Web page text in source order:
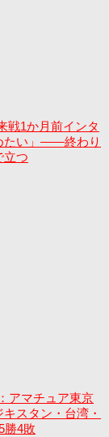
戦1か月前インタ
たい」――終わり
立つ
アマチュア東京
スタン・台湾・
勝4敗